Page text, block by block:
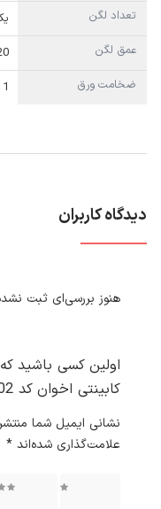
تعداد لگن
عمق لگن
20
ضخامت ورق
1 میلیمتر
دیدگاه کاربران
هنوز بررسی‌ای ثبت
اولین کسی باشید
کابینتی اخوان کد 402”
نشانی ایمیل شما
علامت‌گذاری شده‌اند *